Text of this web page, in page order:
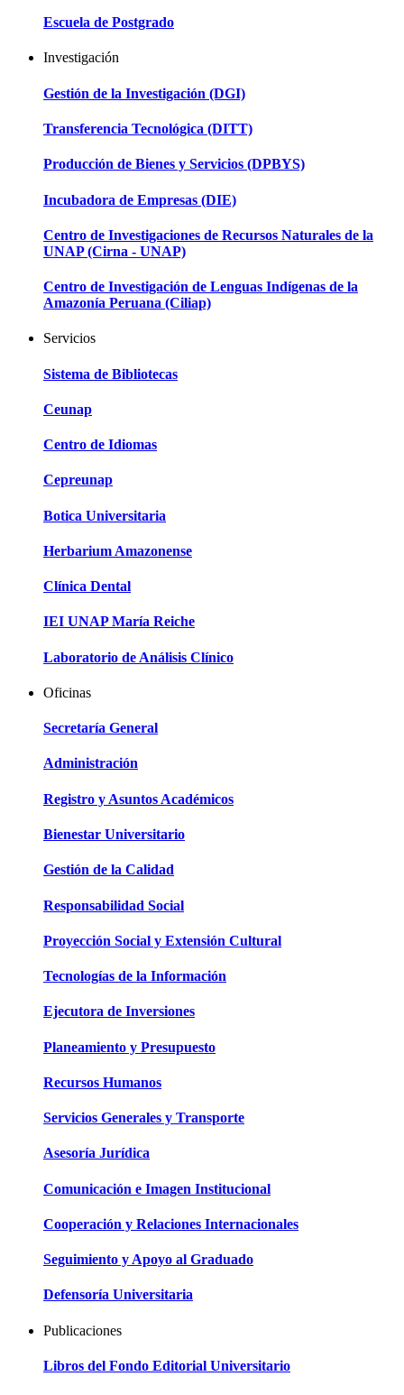
Escuela de Postgrado
Investigación
Gestión de la Investigación (DGI)
Transferencia Tecnológica (DITT)
Producción de Bienes y Servicios (DPBYS)
Incubadora de Empresas (DIE)
Centro de Investigaciones de Recursos Naturales de la
UNAP (Cirna - UNAP)
Centro de Investigación de Lenguas Indígenas de la
Amazonía Peruana (Ciliap)
Servicios
Sistema de Bibliotecas
Ceunap
Centro de Idiomas
Cepreunap
Botica Universitaria
Herbarium Amazonense
Clínica Dental
IEI UNAP María Reiche
Laboratorio de Análisis Clínico
Oficinas
Secretaría General
Administración
Registro y Asuntos Académicos
Bienestar Universitario
Gestión de la Calidad
Responsabilidad Social
Proyección Social y Extensión Cultural
Tecnologías de la Información
Ejecutora de Inversiones
Planeamiento y Presupuesto
Recursos Humanos
Servicios Generales y Transporte
Asesoría Jurídica
Comunicación e Imagen Institucional
Cooperación y Relaciones Internacionales
Seguimiento y Apoyo al Graduado
Defensoría Universitaria
Publicaciones
Libros del Fondo Editorial Universitario